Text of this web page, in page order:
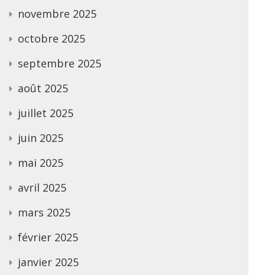
novembre 2025
octobre 2025
septembre 2025
août 2025
juillet 2025
juin 2025
mai 2025
avril 2025
mars 2025
février 2025
janvier 2025